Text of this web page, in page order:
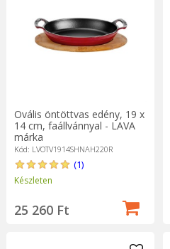
Ovális öntöttvas edény, 19 x
14 cm, faállvánnyal - LAVA
márka
Kód: LVOTV1914SHNAH220R
(1)
Készleten
25 260 Ft